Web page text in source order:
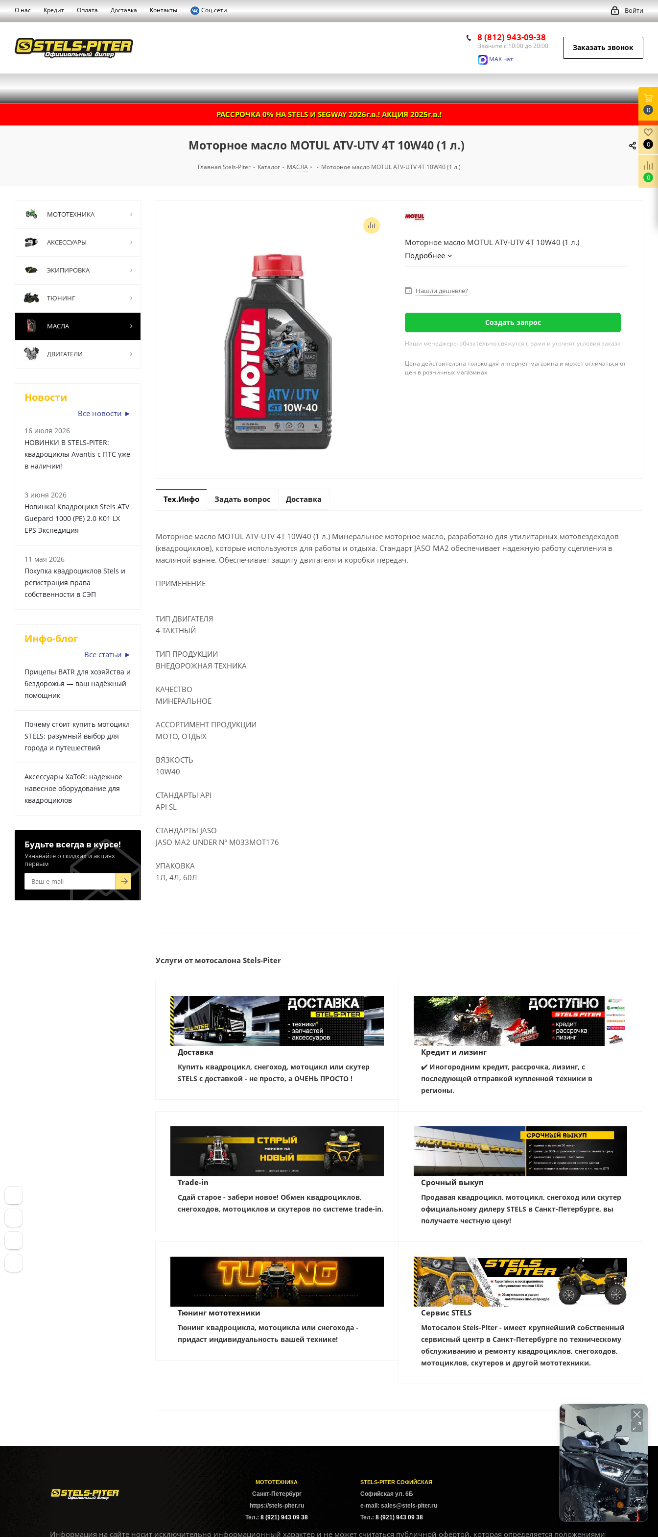
О нас Кредит Оплата Доставка Контакты Соц.сети Войти
8 (812) 943-09-38
Звоните с 10:00 до 20:00
MAX чат
Заказать звонок
РАССРОЧКА 0% НА STELS И SEGWAY 2026г.в.! АКЦИЯ 2025г.в.!
Моторное масло MOTUL ATV-UTV 4T 10W40 (1 л.)
Главная Stels-Piter - Каталог - МАСЛА - Моторное масло MOTUL ATV-UTV 4T 10W40 (1 л.)
Моторное масло MOTUL ATV-UTV 4T 10W40 (1 л.)
Подробнее
Нашли дешевле?
Создать запрос
Наши менеджеры обязательно свяжутся с вами и уточнят условия заказа
Цена действительна только для интернет-магазина и может отличаться от
цен в розничных магазинах
Тех.Инфо Задать вопрос Доставка
Моторное масло MOTUL ATV-UTV 4T 10W40 (1 л.) Минеральное моторное масло, разработано для утилитарных мотовездеходов
(квадроциклов), которые используются для работы и отдыха. Стандарт JASO MA2 обеспечивает надежную работу сцепления в
масляной ванне. Обеспечивает защиту двигателя и коробки передач.
ПРИМЕНЕНИЕ
ТИП ДВИГАТЕЛЯ
4-ТАКТНЫЙ
ТИП ПРОДУКЦИИ
ВНЕДОРОЖНАЯ ТЕХНИКА
КАЧЕСТВО
МИНЕРАЛЬНОЕ
АССОРТИМЕНТ ПРОДУКЦИИ
МОТО, ОТДЫХ
ВЯЗКОСТЬ
10W40
СТАНДАРТЫ API
API SL
СТАНДАРТЫ JASO
JASO MA2 UNDER N° M033MOT176
УПАКОВКА
1Л, 4Л, 60Л
Услуги от мотосалона Stels-Piter
Доставка
Купить квадроцикл, снегоход, мотоцикл или скутер
STELS с доставкой - не просто, а ОЧЕНЬ ПРОСТО !
Кредит и лизинг
✔️ Иногородним кредит, рассрочка, лизинг, с
последующей отправкой купленной техники в
регионы.
Trade-in
Сдай старое - забери новое! Обмен квадроциклов,
снегоходов, мотоциклов и скутеров по системе trade-in.
Срочный выкуп
Продавая квадроцикл, мотоцикл, снегоход или скутер
официальному дилеру STELS в Санкт-Петербурге, вы
получаете честную цену!
Тюнинг мототехники
Тюнинг квадроцикла, мотоцикла или снегохода -
придаст индивидуальность вашей технике!
Сервис STELS
Мотосалон Stels-Piter - имеет крупнейший собственный
сервисный центр в Санкт-Петербурге по техническому
обслуживанию и ремонту квадроциклов, снегоходов,
мотоциклов, скутеров и другой мототехники.
МОТОТЕХНИКА
АКСЕССУАРЫ
ЭКИПИРОВКА
ТЮНИНГ
МАСЛА
ДВИГАТЕЛИ
Новости
Все новости ►
16 июля 2026
НОВИНКИ В STELS-PITER:
квадроциклы Avantis с ПТС уже
в наличии!
3 июня 2026
Новинка! Квадроцикл Stels ATV
Guepard 1000 (PE) 2.0 K01 LX
EPS Экспедиция
11 мая 2026
Покупка квадроциклов Stels и
регистрация права
собственности в СЭП
Инфо-блог
Все статьи ►
Прицепы BATR для хозяйства и
бездорожья — ваш надёжный
помощник
Почему стоит купить мотоцикл
STELS: разумный выбор для
города и путешествий
Аксессуары XaToR: надежное
навесное оборудование для
квадроциклов
Будьте всегда в курсе!
Узнавайте о скидках и акциях
первым
МОТОТЕХНИКА
Cанкт-Петербург
https://stels-piter.ru
Тел.: 8 (921) 943 09 38
STELS-PITER СОФИЙСКАЯ
Софийская ул. 6Б
e-mail: sales@stels-piter.ru
Тел.: 8 (921) 943 09 38
РЕЖИМ РАБОТЫ
Ежедневно:
с 10:00 до 20:00
Информация на сайте носит исключительно информационный характер и не может считаться публичной офертой, которая определяется положениями
0
0
0